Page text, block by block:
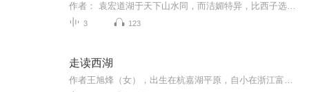
3 123
走读西湖